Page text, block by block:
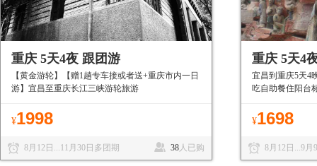
重庆 5天4夜 跟团游
【黄金游轮】【赠1趟专车接或者送+重庆市内一日
游】宜昌至重庆长江三峡游轮旅游
¥1998
8月12日...11月30日多团期 38人已购
重庆 5天4
宜昌到重庆5天4
吃自助餐住阳台
¥1698
8月12日...9月